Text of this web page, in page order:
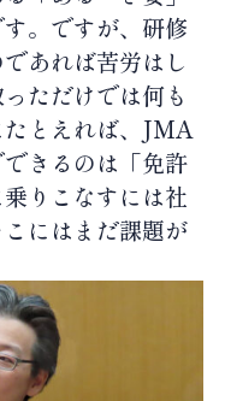
。ですが、研修
あれば苦労はし
ただけでは何も
とえれば、JMA
きるのは「免許
りこなすには社
にはまだ課題が